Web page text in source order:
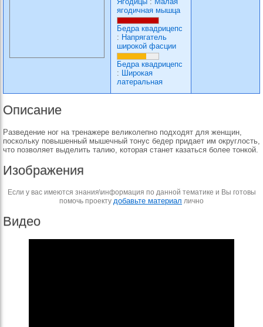
ягодичная мышца
Бедра квадрицепс
: Напрягатель
широкой фасции
Бедра квадрицепс
: Широкая
латеральная
Описание
Разведение ног на тренажере великолепно подходят для женщин,
поскольку повышенный мышечный тонус бедер придает им округлость,
что позволяет выделить талию, которая станет казаться более тонкой.
Изображения
Если у вас имеются знания\информация по данной тематике и Вы готовы
помочь проекту добавьте материал лично
Видео